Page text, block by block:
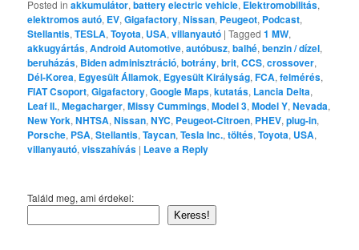
Posted in akkumulátor,battery electric vehicle, Elektromobilitás,
elektromos autó, EV,Gigafactory,Nissan, Peugeot, Podcast,
Stellantis,TESLA,Toyota, USA,villanyautó |Tagged 1 MW,
akkugyártás,Android Automotive,autóbusz,balhé,benzin / dízel,
beruházás, Biden adminisztráció,botrány,brit,CCS,crossover,
Dél-Korea, Egyesült Államok, Egyesült Királyság,FCA,felmérés,
FIAT Csoport,Gigafactory,Google Maps,kutatás, Lancia Delta,
Leaf II.,Megacharger,Missy Cummings,Model 3,Model Y,Nevada,
New York,NHTSA,Nissan,NYC, Peugeot-Citroen, PHEV,plug-in,
Porsche, PSA,Stellantis,Taycan,Tesla Inc.,töltés,Toyota, USA,
villanyautó,visszahívás | Leave a Reply
Találd meg, ami érdekel:
Keress!